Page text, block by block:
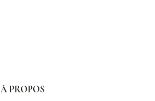
À PROPOS